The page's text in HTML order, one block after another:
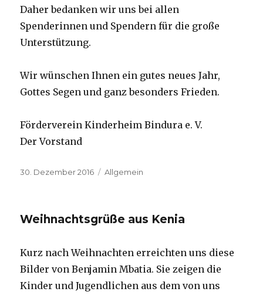
Daher bedanken wir uns bei allen
Spenderinnen und Spendern für die große
Unterstützung.
Wir wünschen Ihnen ein gutes neues Jahr,
Gottes Segen und ganz besonders Frieden.
Förderverein Kinderheim Bindura e. V.
Der Vorstand
Veröffentlicht
30. Dezember 2016 Kategorien
Allgemein
Weihnachtsgrüße aus Kenia
Kurz nach Weihnachten erreichten uns diese
Bilder von Benjamin Mbatia. Sie zeigen die
Kinder und Jugendlichen aus dem von uns